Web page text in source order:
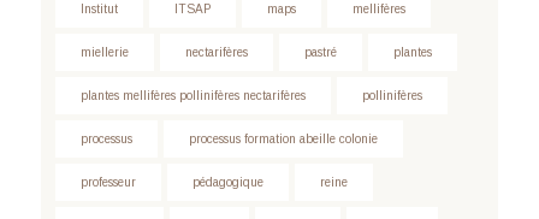
Institut ITSAP maps mellifères
miellerie nectarifères pastré plantes
plantes mellifères pollinifères nectarifères pollinifères
processus processus formation abeille colonie
professeur pédagogique reine